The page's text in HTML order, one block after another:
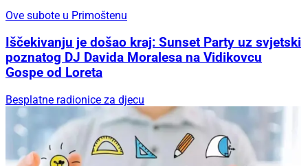
Ove subote u Primoštenu
Iščekivanju je došao kraj: Sunset Party uz svjetski
poznatog DJ Davida Moralesa na Vidikovcu
Gospe od Loreta
Besplatne radionice za djecu